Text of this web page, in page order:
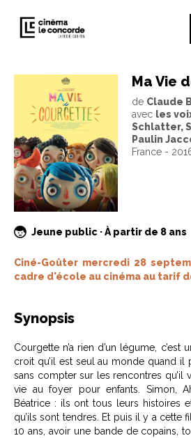
Entrez votre mot clé
(film, réalisateur, acteur,
Ma Vie
de Claude
avec les
Schlatter,
Paulin
France -
Jeune public · À partir de 8 ans
Ciné-Goûter mercredi 28
cadre d'école au cinéma au tarif
Synopsis
Courgette n’a rien d’un légume, c’est
croit qu’il est seul au monde quand il
sans compter sur les rencontres qu’il
vie au foyer pour enfants. Simon,
Béatrice : ils ont tous leurs histoires
qu’ils sont tendres. Et puis il y a cette
10 ans, avoir une bande de copains,